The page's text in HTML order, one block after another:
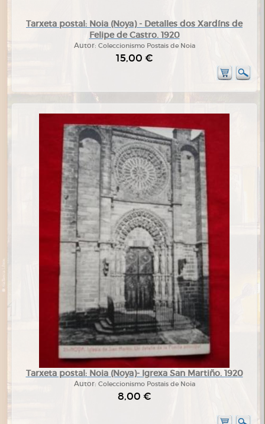
Tarxeta postal: Noia (Noya) - Detalles dos Xardíns de
Felipe de Castro. 1920
Autor: Coleccionismo Postais de Noia
15,00 €
Tarxeta postal: Noia (Noya)- Igrexa San Martiño. 1920
Autor: Coleccionismo Postais de Noia
8,00 €